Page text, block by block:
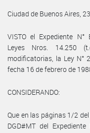
Ciudad de Buenos Aires,
VISTO el Expediente N°
Leyes Nros. 14.250
modificatorias, la Ley N°
fecha 16 de febrero de
CONSIDERANDO:
Que en las páginas 1/2
DGD#MT del Expediente